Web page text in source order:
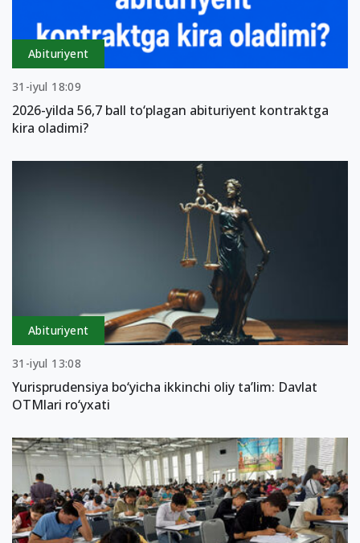
Abituriyent
31-iyul 18:09
2026-yilda 56,7 ball to‘plagan abituriyent kontraktga
kira oladimi?
Abituriyent
31-iyul 13:08
Yurisprudensiya bo‘yicha ikkinchi oliy ta’lim: Davlat
OTMlari ro‘yxati